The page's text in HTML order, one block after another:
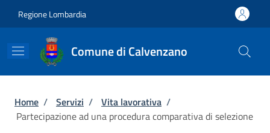
Regione Lombardia
Comune di Calvenzano
Briciole di pane
Home / Servizi / Vita lavorativa /
Partecipazione ad una procedura comparativa di selezione